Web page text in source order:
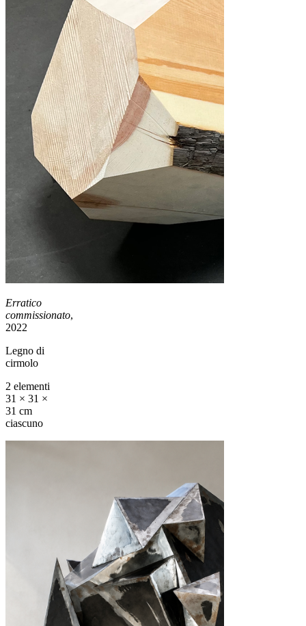
Erratico
commissionato,
2022
Legno di
cirmolo
2 elementi
31 × 31 ×
31 cm
ciascuno